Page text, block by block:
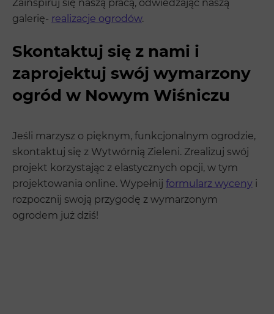
Zainspiruj się naszą pracą, odwiedzając naszą
galerię- realizacje ogrodów.
Skontaktuj się z nami i
zaprojektuj swój wymarzony
ogród w Nowym Wiśniczu
Jeśli marzysz o pięknym, funkcjonalnym ogrodzie,
skontaktuj się z Wytwórnią Zieleni. Zrealizuj swój
projekt korzystając z elastycznych opcji, w tym
projektowania online. Wypełnij formularz wyceny i
rozpocznij swoją przygodę z wymarzonym
ogrodem już dziś!